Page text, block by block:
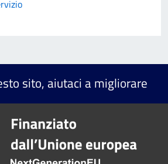
sito, aiutaci a migliorare